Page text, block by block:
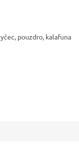
pouzdro, kalafuna